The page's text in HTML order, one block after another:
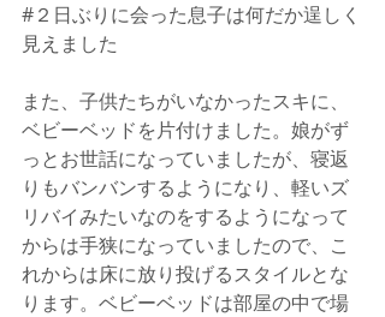
#２日ぶりに会った息子は何だか逞しく
見えました
また、子供たちがいなかったスキに、
ベビーベッドを片付けました。娘がず
っとお世話になっていましたが、寝返
りもバンバンするようになり、軽いズ
リバイみたいなのをするようになって
からは手狭になっていましたので、こ
れからは床に放り投げるスタイルとな
ります。ベビーベッドは部屋の中で場